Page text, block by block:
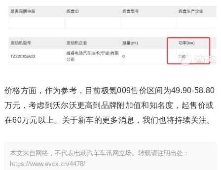
价格方面，作为参考，目前极氪009售价区间为49.90-58.80
万元，考虑到沃尔沃更高到品牌附加值和知名度，起售价或
在60万元以上。关于新车的更多消息，我们也将持续关注。
本文来自网络，不代表电动汽车车讯网立场。转载请注明出处：
https://www.evcx.cn/4478/